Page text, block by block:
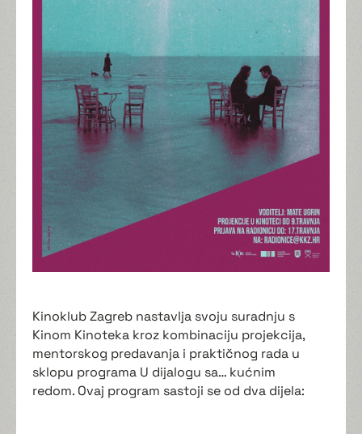
Kinoklub Zagreb nastavlja svoju suradnju s
Kinom Kinoteka kroz kombinaciju projekcija,
mentorskog predavanja i praktičnog rada u
sklopu programa U dijalogu sa… kućnim
redom. Ovaj program sastoji se od dva dijela: